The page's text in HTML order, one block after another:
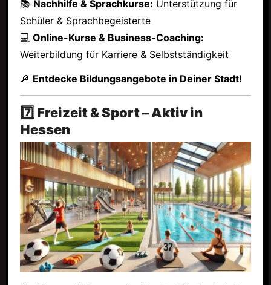
📚 Nachhilfe & Sprachkurse: Unterstützung für
Schüler & Sprachbegeisterte
💻 Online-Kurse & Business-Coaching:
Weiterbildung für Karriere & Selbstständigkeit
🔎 Entdecke Bildungsangebote in Deiner Stadt!
7️⃣ Freizeit & Sport – Aktiv in
Hessen